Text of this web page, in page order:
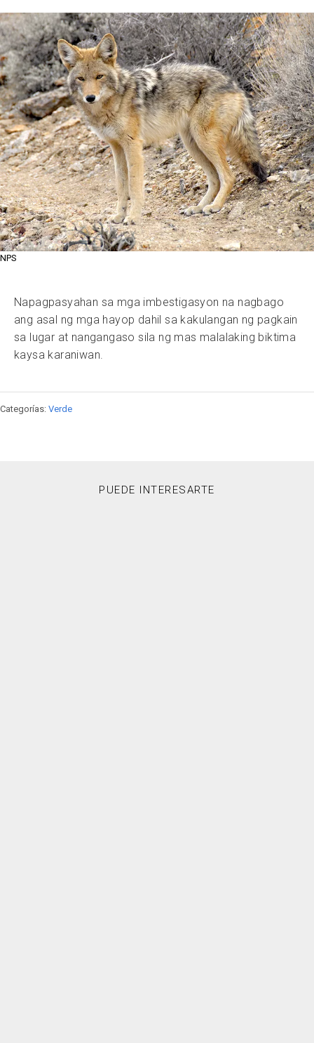
NPS
Napagpasyahan sa mga imbestigasyon na nagbago
ang asal ng mga hayop dahil sa kakulangan ng pagkain
sa lugar at nangangaso sila ng mas malalaking biktima
kaysa karaniwan.
Categorías: Verde
PUEDE INTERESARTE